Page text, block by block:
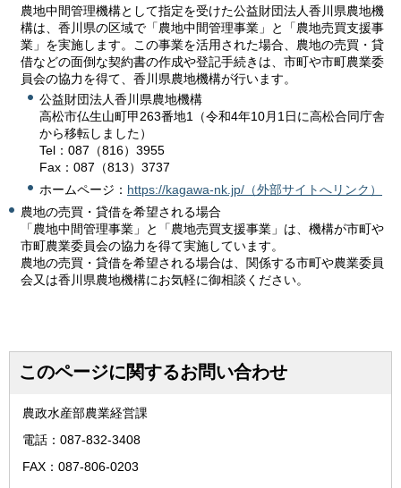
農地中間管理機構として指定を受けた公益財団法人香川県農地機
構は、香川県の区域で「農地中間管理事業」と「農地売買支援事
業」を実施します。この事業を活用された場合、農地の売買・貸
借などの面倒な契約書の作成や登記手続きは、市町や市町農業委
員会の協力を得て、香川県農地機構が行います。
公益財団法人香川県農地機構
高松市仏生山町甲263番地1（令和4年10月1日に高松合同庁舎
から移転しました）
Tel：087（816）3955
Fax：087（813）3737
ホームページ： https://kagawa-nk.jp/（外部サイトへリンク）
農地の売買・貸借を希望される場合
「農地中間管理事業」と「農地売買支援事業」は、機構が市町や
市町農業委員会の協力を得て実施しています。
農地の売買・貸借を希望される場合は、関係する市町や農業委員
会又は香川県農地機構にお気軽に御相談ください。
このページに関するお問い合わせ
農政水産部農業経営課
電話：087-832-3408
FAX：087-806-0203